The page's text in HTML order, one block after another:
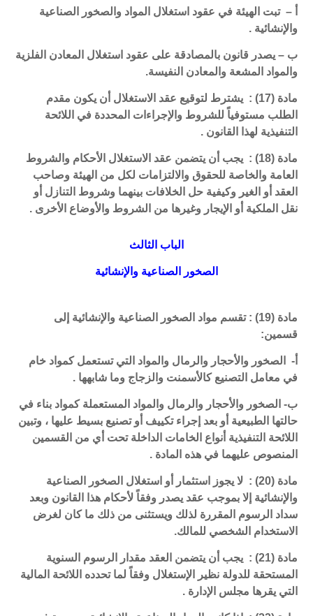
أ – تبت الهيئة في عقود استغلال المواد والصخور الصناعية
والإنشائية .
ب – يصدر قانون بالمصادقة على عقود استغلال المعادن الفلزية
والمواد المشعة والمعادن النفيسة.
مادة (17) : يشترط لتوقيع عقد الاستغلال أن يكون مقدم
الطلب مستوفياً للشروط والإجراءات المحددة في اللائحة
التنفيذية لهذا القانون .
مادة (18) : يجب أن يتضمن عقد الاستغلال الأحكام والشروط
العامة والخاصة للحقوق والالتزامات لكل من الهيئة وصاحب
العقد أو الغير وكيفية حل الخلافات بينهما وشروط التنازل أو
نقل الملكية أو الإيجار وغيرها من الشروط والأوضاع الأخرى .
الباب الثالث
الصخور الصناعية والإنشائية
مادة (19) : تقسم مواد الصخور الصناعية والإنشائية إلى
قسمين:
أ- الصخور والأحجار والرمال والمواد التي تستعمل كمواد خام
في معامل التصنيع كالأسمنت والزجاج وما شابهها .
ب- الصخور والأحجار والرمال والمواد المستعملة كمواد بناء في
حالتها الطبيعية أو بعد إجراء تكييف أو تصنيع بسيط عليها ، وتبين
اللائحة التنفيذية أنواع الخامات الداخلة تحت أي من القسمين
المنصوص عليهما في هذه المادة .
مادة (20) : لا يجوز استثمار أو استغلال الصخور الصناعية
والإنشائية إلا بموجب عقد يصدر وفقاً لأحكام هذا القانون وبعد
سداد الرسوم المقررة لذلك ويستثنى من ذلك ما كان لغرض
الاستخدام الشخصي للمالك.
مادة (21) : يجب أن يتضمن العقد مقدار الرسوم السنوية
المستحقة للدولة نظير الإستغلال وفقاً لما تحدده اللائحة المالية
التي يقرها مجلس الإدارة .